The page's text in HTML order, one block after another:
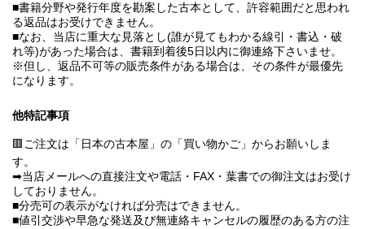
■書籍分野や発行年度を勘案した古本として、許容範囲だと思われ
る返品はお受けできません。
■なお、当店に重大な見落とし(誰が見てもわかる線引・書込・破
れ等)があった場合は、書籍到着後5日以内に御連絡下さいませ。
※但し、返品不可等の販売条件がある場合は、その条件が最優先
になります。
他特記事項
🟥ご注文は「日本の古本屋」の「買い物かご」からお願いしま
す。
➡当店メールへの直接注文や電話・FAX・葉書での御注文はお受け
しておりません。
■分売可の表示がなければ分売はできません。
■値引交渉や早急な発送及び無連絡キャンセルの履歴のある方の注